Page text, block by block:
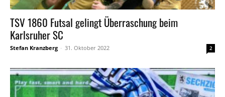
TSV 1860 Futsal gelingt Überraschung beim
Karlsruher SC
Stefan Kranzberg - 31. Oktober 2022 2